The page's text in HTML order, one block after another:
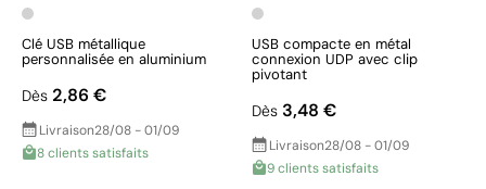
Clé USB métallique
personnalisée en aluminium
Dès 2,86 €
Livraison28/08 - 01/09
8 clients satisfaits
USB compacte en métal
connexion UDP avec clip
pivotant
Dès 3,48 €
Livraison28/08 - 01/09
9 clients satisfaits